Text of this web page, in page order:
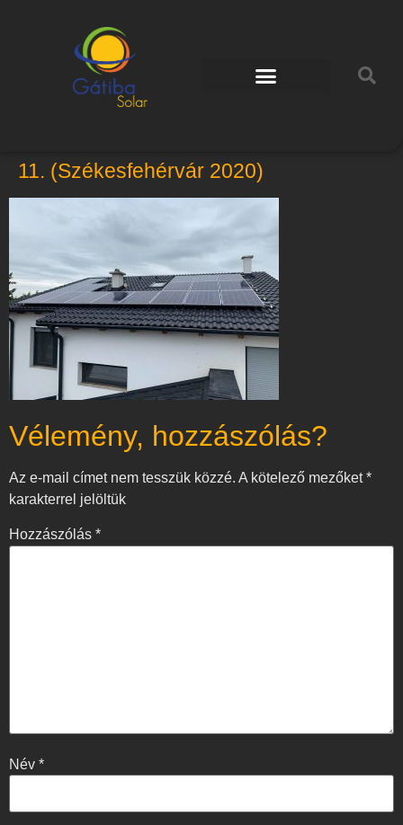
11. (Székesfehérvár 2020)
Vélemény, hozzászólás?
Az e-mail címet nem tesszük közzé. A kötelező mezőket*
karakterrel jelöltük
Hozzászólás *
Név *